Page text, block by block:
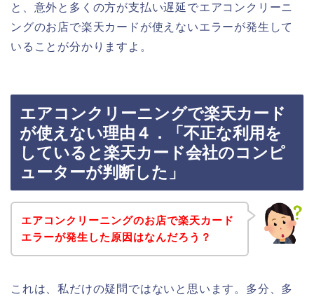
と、意外と多くの方が支払い遅延でエアコンクリーニ
ングのお店で楽天カードが使えないエラーが発生して
いることが分かりますよ。
エアコンクリーニングで楽天カード
が使えない理由４．「不正な利用を
していると楽天カード会社のコンピ
ューターが判断した」
エアコンクリーニングのお店で楽天カード
エラーが発生した原因はなんだろう？
これは、私だけの疑問ではないと思います。多分、多